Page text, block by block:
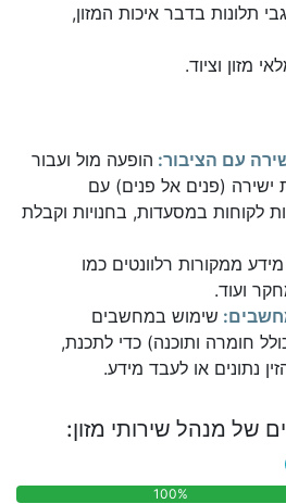
תלונות בדבר איכות המזון,
מזון וציוד.
עם הציבור: הופעה מול ועבור
ישירה (פנים אל פנים) עם
לקוחות במסעדות, בחנויות וקבלת
ממקורות רלוונטים כמו
ועוד.
שימוש במחשבים
חומרה ותוכנה) כדי לתכנת,
נתונים או לעבד מידע.
של מנהל שירותי מזון:
100%